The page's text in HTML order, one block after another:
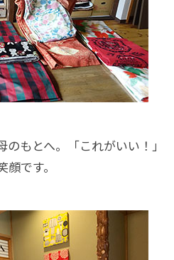
もとへ。「これがいい！」
です。